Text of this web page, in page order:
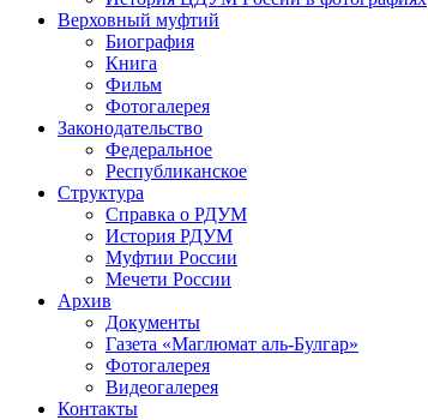
Верховный муфтий
Биография
Книга
Фильм
Фотогалерея
Законодательство
Федеральное
Республиканское
Структура
Справка о РДУМ
История РДУМ
Муфтии России
Мечети России
Архив
Документы
Газета «Маглюмат аль-Булгар»
Фотогалерея
Видеогалерея
Контакты